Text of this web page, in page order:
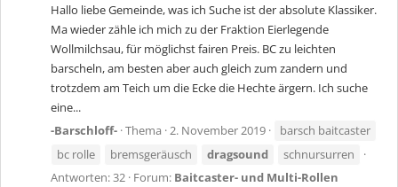
Hallo liebe Gemeinde, was ich Suche ist der absolute Klassiker.
Ma wieder zähle ich mich zu der Fraktion Eierlegende
Wollmilchsau, für möglichst fairen Preis. BC zu leichten
barscheln, am besten aber auch gleich zum zandern und
trotzdem am Teich um die Ecke die Hechte ärgern. Ich suche
eine...
-Barschloff- Thema 2. November 2019
barsch baitcaster
bc rolle
bremsgeräusch dragsound
schnursurren
Antworten: 32 Forum: Baitcaster- und Multi-Rollen